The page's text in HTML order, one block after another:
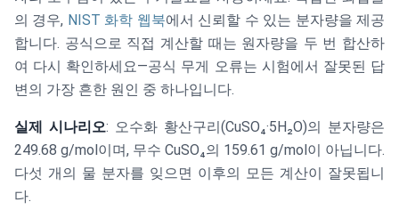
의 경우, NIST 화학 웹북에서 신뢰할 수 있는 분자량을 제공
합니다. 공식으로 직접 계산할 때는 원자량을 두 번 합산하
여 다시 확인하세요—공식 무게 오류는 시험에서 잘못된 답
변의 가장 흔한 원인 중 하나입니다.
실제 시나리오: 오수화 황산구리(CuSO₄·5H₂O)의 분자량은
249.68 g/mol이며, 무수 CuSO₄의 159.61 g/mol이 아닙니다.
다섯 개의 물 분자를 잊으면 이후의 모든 계산이 잘못됩니
다.